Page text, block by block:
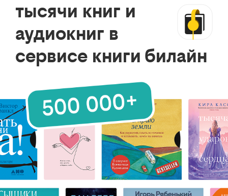
тысячи книг и
аудиокниг в
сервисе книги билайн